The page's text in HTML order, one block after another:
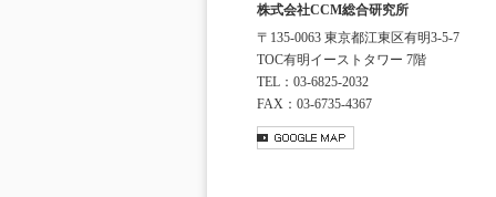
株式会社CCM総合研究所
〒135-0063 東京都江東区有明3-5-7
TOC有明イーストタワー 7階
TEL：03-6825-2032
FAX：03-6735-4367